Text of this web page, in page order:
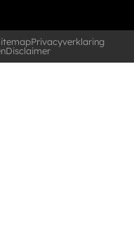
Privacyverklaring
Disclaimer